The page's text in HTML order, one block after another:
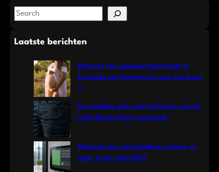
S
aLaatste berichten
Waarom een zwangerschapsshoot in
Enschede een herinnering voor het leven
is
De complete gids voor het kiezen van de
juiste Brams Paris werkbroek
Wat kost een room booking systeem en
waar zit de echte ROI?